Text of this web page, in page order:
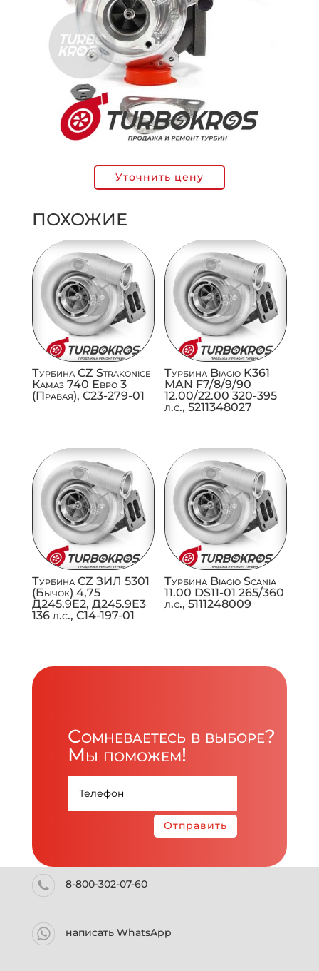
Уточнить цену
ПОХОЖИЕ
Турбина CZ Strakonice
Камаз 740 Евро 3
(Правая), C23-279-01
Турбина Biagio K361
MAN F7/8/9/90
12.00/22.00 320-395
л.с., 5211348027
Турбина CZ ЗИЛ 5301
(Бычок) 4,75
Д245.9Е2, Д245.9Е3
136 л.с., C14-197-01
Турбина Biagio Scania
11.00 DS11-01 265/360
л.с., 5111248009
Сомневаетесь в выборе?
Мы поможем!
Отправить
8-800-302-07-60
написать WhatsApp